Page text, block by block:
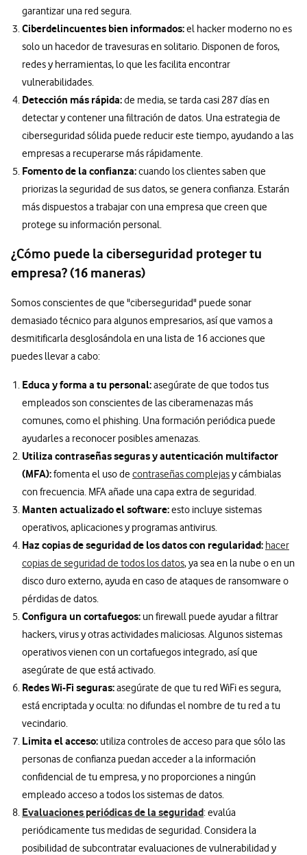
garantizar una red segura.
Ciberdelincuentes bien informados:el hacker moderno no es
solo un hacedor de travesuras en solitario. Disponen de foros,
redes y herramientas, lo que les facilita encontrar
vulnerabilidades.
Detección más rápida:de media, se tarda casi 287 días en
detectar y contener una filtración de datos. Una estrategia de
ciberseguridad sólida puede reducir este tiempo, ayudando a las
empresas a recuperarse más rápidamente.
Fomento de la confianza:cuando los clientes saben que
priorizas la seguridad de sus datos, se genera confianza. Estarán
más dispuestos a trabajar con una empresa que creen que
protege su información personal.
¿Cómo puede la ciberseguridad proteger tu
empresa? (16 maneras)
Somos conscientes de que "ciberseguridad" puede sonar
demasiado técnico para algunos empresarios, así que vamos a
desmitificarla desglosándola en una lista de 16 acciones que
puedes llevar a cabo:
Educa y forma a tu personal:asegúrate de que todos tus
empleados son conscientes de las ciberamenazas más
comunes, como el phishing. Una formación periódica puede
ayudarles a reconocer posibles amenazas.
Utiliza contraseñas seguras y autenticación multifactor
(MFA):fomenta el uso decontraseñas complejasy cámbialas
con frecuencia. MFA añade una capa extra de seguridad.
Manten actualizado el software:esto incluye sistemas
operativos, aplicaciones y programas antivirus.
Haz copias de seguridad de los datos con regularidad: hacer
copias de seguridad de todos los datos, ya sea en la nube o en un
disco duro externo, ayuda en caso de ataques de ransomware o
pérdidas de datos.
Configura un cortafuegos: un firewall puede ayudar a filtrar
hackers, virus y otras actividades maliciosas. Algunos sistemas
operativos vienen con un cortafuegos integrado, así que
asegúrate de que está activado.
Redes Wi-Fi seguras:asegúrate de que tu red WiFi es segura,
está encriptada y oculta: no difundas el nombre de tu red a tu
vecindario.
Limita el acceso: utiliza controles de acceso para que sólo las
personas de confianza puedan acceder a la información
confidencial de tu empresa, y no proporciones a ningún
empleado acceso a todos los sistemas de datos.
Evaluaciones periódicas de la seguridad: evalúa
periódicamente tus medidas de seguridad. Considera la
posibilidad de subcontratar evaluaciones de vulnerabilidad y